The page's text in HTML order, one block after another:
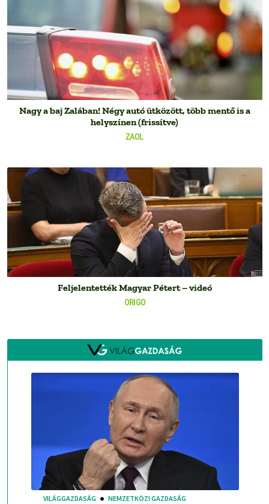
ZAOL
Nagy a baj Zalában! Négy autó ütközött, több mentő is a
helyszínen (frissítve)
ORIGO
Feljelentették Magyar Pétert – videó
VILÁGGAZDASÁG NEMZETKÖZI GAZDASÁG